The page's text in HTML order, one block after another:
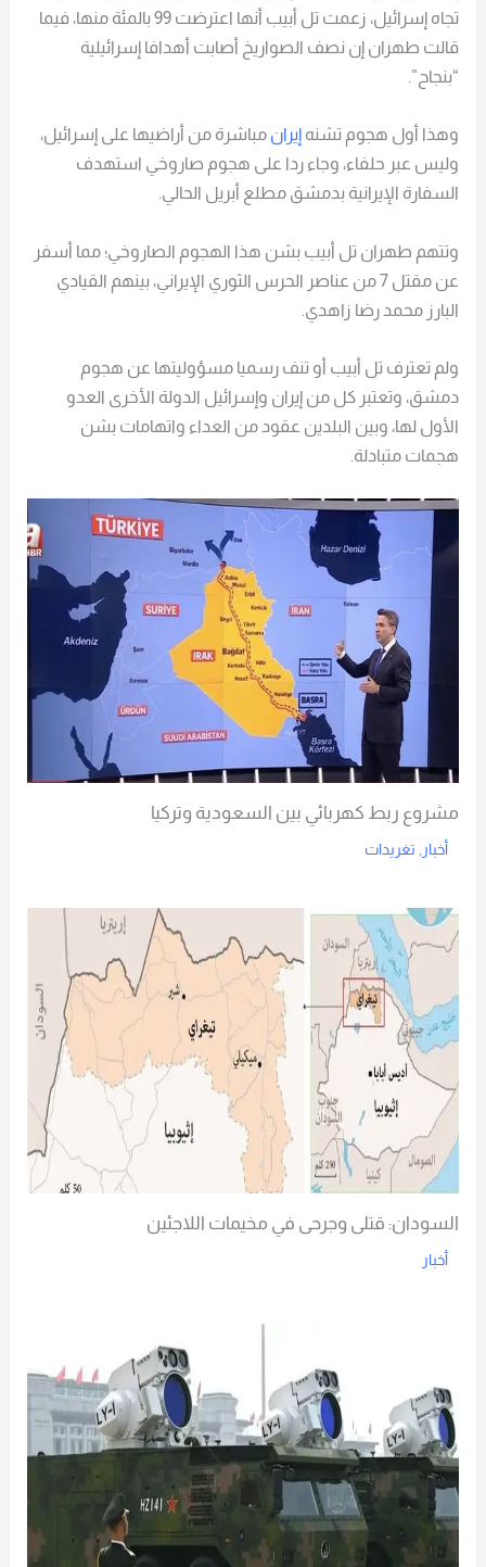
تجاه إسرائيل، زعمت تل أبيب أنها اعترضت 99 بالمئة منها، فيما
قالت طهران إن نصف الصواريخ أصابت أهدافا إسرائيلية
“بنجاح”.
وهذا أول هجوم تشنه إيرانمباشرة من أراضيها على إسرائيل،
وليس عبر حلفاء، وجاء ردا على هجوم صاروخي استهدف
السفارة الإيرانية بدمشق مطلع أبريل الحالي.
وتتهم طهران تل أبيب بشن هذا الهجوم الصاروخي؛ مما أسفر
عن مقتل 7 من عناصر الحرس الثوري الإيراني، بينهم القيادي
البارز محمد رضا زاهدي.
ولم تعترف تل أبيب أو تنف رسميا مسؤوليتها عن هجوم
دمشق، وتعتبر كل من إيران وإسرائيل الدولة الأخرى العدو
الأول لها، وبين البلدين عقود من العداء واتهامات بشن
هجمات متبادلة.
مشروع ربط كهربائي بين السعودية وتركيا
أخبار , تغريدات
السودان: قتلى وجرحى في مخيمات اللاجئين
أخبار